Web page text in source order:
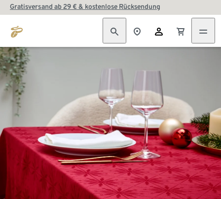
Gratisversand ab 29 € & kostenlose Rücksendung